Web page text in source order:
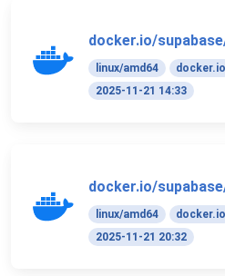
docker.io/
linux/amd64 docker.io
2025-11-21 14:33
docker.io/
linux/amd64 docker.io
2025-11-21 20:32